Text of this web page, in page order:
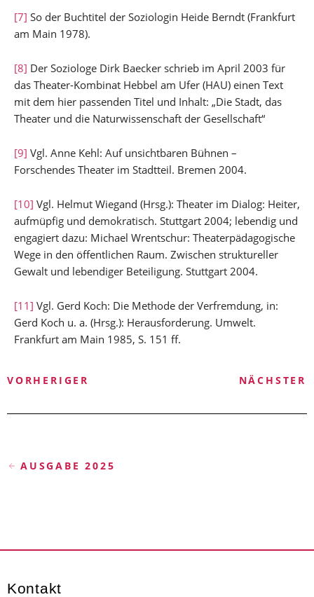
[7] So der Buchtitel der Soziologin Heide Berndt (Frankfurt
am Main 1978).
[8] Der Soziologe Dirk Baecker schrieb im April 2003 für
das Theater-Kombinat Hebbel am Ufer (HAU) einen Text
mit dem hier passenden Titel und Inhalt: „Die Stadt, das
Theater und die Naturwissenschaft der Gesellschaft“
[9] Vgl. Anne Kehl: Auf unsichtbaren Bühnen –
Forschendes Theater im Stadtteil. Bremen 2004.
[10] Vgl. Helmut Wiegand (Hrsg.): Theater im Dialog: Heiter,
aufmüpfig und demokratisch. Stuttgart 2004; lebendig und
engagiert dazu: Michael Wrentschur: Theaterpädagogische
Wege in den öffentlichen Raum. Zwischen struktureller
Gewalt und lebendiger Beteiligung. Stuttgart 2004.
[11] Vgl. Gerd Koch: Die Methode der Verfremdung, in:
Gerd Koch u. a. (Hrsg.): Herausforderung. Umwelt.
Frankfurt am Main 1985, S. 151 ff.
VORHERIGER NÄCHSTER
AUSGABE 2025
Kontakt